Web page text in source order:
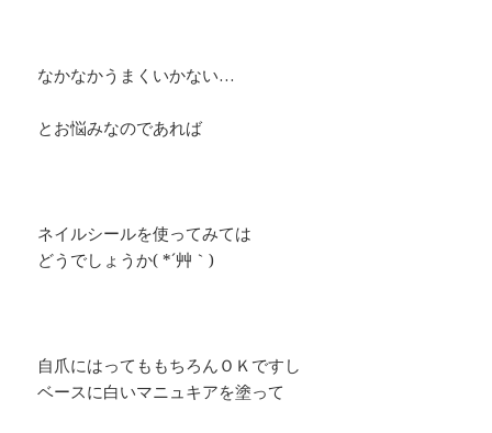
なかなかうまくいかない…
とお悩みなのであれば
ネイルシールを使ってみては
どうでしょうか( *´艸｀)
自爪にはってももちろんＯＫですし
ベースに白いマニュキアを塗って